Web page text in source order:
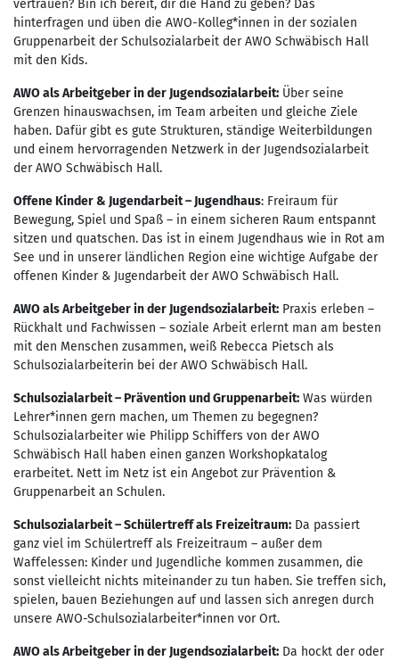
vertrauen? Bin ich bereit, dir die Hand zu geben? Das
hinterfragen und üben die AWO-Kolleg*innen in der sozialen
Gruppenarbeit der Schulsozialarbeit der AWO Schwäbisch Hall
mit den Kids.
AWO als Arbeitgeber in der Jugendsozialarbeit: Über seine
Grenzen hinauswachsen, im Team arbeiten und gleiche Ziele
haben. Dafür gibt es gute Strukturen, ständige Weiterbildungen
und einem hervorragenden Netzwerk in der Jugendsozialarbeit
der AWO Schwäbisch Hall.
Offene Kinder & Jugendarbeit – Jugendhaus: Freiraum für
Bewegung, Spiel und Spaß – in einem sicheren Raum entspannt
sitzen und quatschen. Das ist in einem Jugendhaus wie in Rot am
See und in unserer ländlichen Region eine wichtige Aufgabe der
offenen Kinder & Jugendarbeit der AWO Schwäbisch Hall.
AWO als Arbeitgeber in der Jugendsozialarbeit: Praxis erleben –
Rückhalt und Fachwissen – soziale Arbeit erlernt man am besten
mit den Menschen zusammen, weiß Rebecca Pietsch als
Schulsozialarbeiterin bei der AWO Schwäbisch Hall.
Schulsozialarbeit – Prävention und Gruppenarbeit: Was würden
Lehrer*innen gern machen, um Themen zu begegnen?
Schulsozialarbeiter wie Philipp Schiffers von der AWO
Schwäbisch Hall haben einen ganzen Workshopkatalog
erarbeitet. Nett im Netz ist ein Angebot zur Prävention &
Gruppenarbeit an Schulen.
Schulsozialarbeit – Schülertreff als Freizeitraum: Da passiert
ganz viel im Schülertreff als Freizeitraum – außer dem
Waffelessen: Kinder und Jugendliche kommen zusammen, die
sonst vielleicht nichts miteinander zu tun haben. Sie treffen sich,
spielen, bauen Beziehungen auf und lassen sich anregen durch
unsere AWO-Schulsozialarbeiter*innen vor Ort.
AWO als Arbeitgeber in der Jugendsozialarbeit: Da hockt der oder